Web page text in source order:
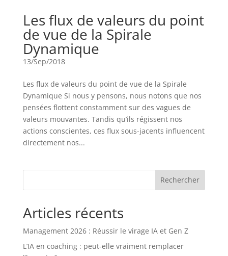
Les flux de valeurs du point
de vue de la Spirale
Dynamique
13/Sep/2018
Les flux de valeurs du point de vue de la Spirale
Dynamique Si nous y pensons, nous notons que nos
pensées flottent constamment sur des vagues de
valeurs mouvantes. Tandis qu’ils régissent nos
actions conscientes, ces flux sous-jacents influencent
directement nos...
Rechercher
Articles récents
Management 2026 : Réussir le virage IA et Gen Z
L’IA en coaching : peut-elle vraiment remplacer